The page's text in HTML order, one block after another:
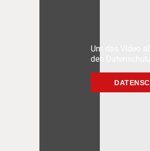
Um das Video
den